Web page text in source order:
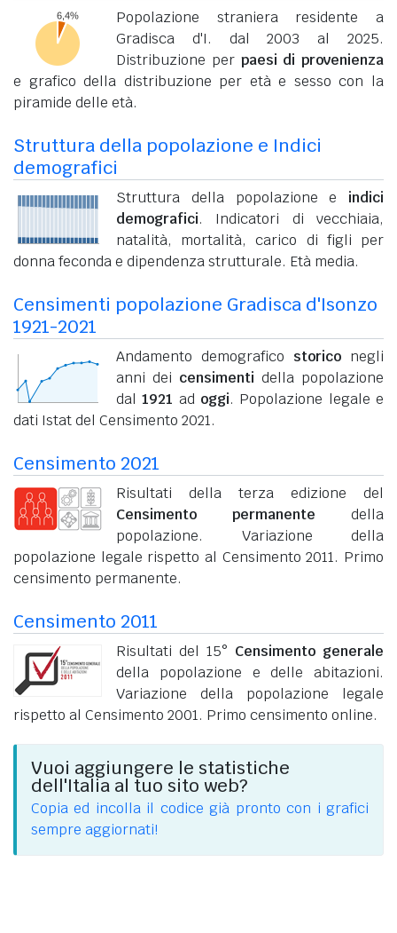
Popolazione straniera residente a
Gradisca d'I. dal 2003 al 2025.
Distribuzione per paesi di provenienza
e grafico della distribuzione per età e sesso con la
piramide delle età.
Struttura della popolazione e Indici
demografici
Struttura della popolazione e indici
demografici. Indicatori di vecchiaia,
natalità, mortalità, carico di figli per
donna feconda e dipendenza strutturale. Età media.
Censimenti popolazione Gradisca d'Isonzo
1921-2021
Andamento demografico storico negli
anni dei censimenti della popolazione
dal1921 ad oggi. Popolazione legale e
dati Istat del Censimento 2021.
Censimento 2021
Risultati della terza edizione del
Censimento permanente della
popolazione. Variazione della
popolazione legale rispetto al Censimento 2011. Primo
censimento permanente.
Censimento 2011
Risultati del 15° Censimento generale
della popolazione e delle abitazioni.
Variazione della popolazione legale
rispetto al Censimento 2001. Primo censimento online.
Vuoi aggiungere le statistiche
dell'Italia al tuo sito web?
Copia ed incolla il codice già pronto con i grafici
sempre aggiornati!